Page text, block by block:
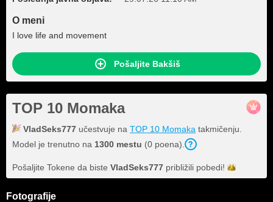
O meni
I love life and movement
Pošaljite Bakšiš
TOP 10 Momaka
VladSeks777 učestvuje na TOP 10 Momaka takmičenju.
Model je trenutno na 1300 mestu (0 poena).
Pošaljite Tokene da biste VladSeks777 približili pobedi!
Fotografije